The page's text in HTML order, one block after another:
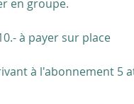
en groupe.
à payer sur place
à l'abonnement 5